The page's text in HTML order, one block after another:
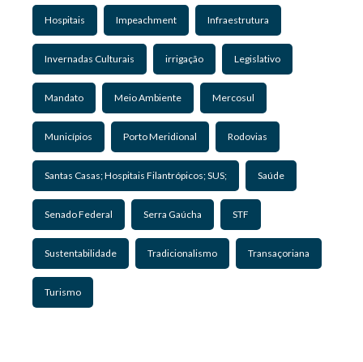
Hospitais Impeachment Infraestrutura
Invernadas Culturais irrigação Legislativo
Mandato Meio Ambiente Mercosul
Municípios Porto Meridional Rodovias
Santas Casas; Hospitais Filantrópicos; SUS; Saúde
Senado Federal Serra Gaúcha STF
Sustentabilidade Tradicionalismo Transaçoriana
Turismo